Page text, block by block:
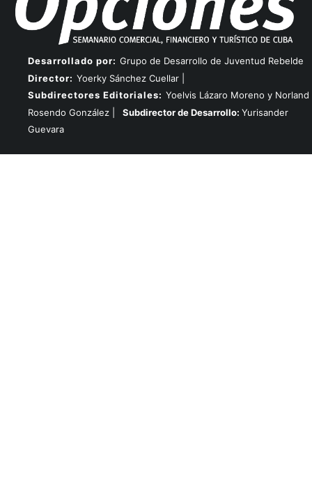
Desarrollado por: Grupo de Desarrollo de Juventud Rebelde
Director: Yoerky Sánchez Cuellar |
Subdirectores Editoriales: Yoelvis Lázaro Moreno y Norland
Rosendo González |
Subdirector de Desarrollo: Yurisander
Guevara